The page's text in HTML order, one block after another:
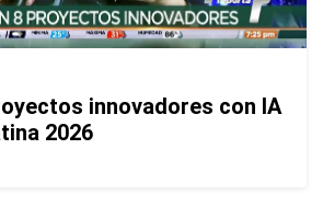
innovadores con IA
2026